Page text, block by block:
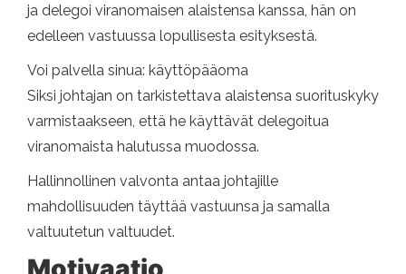
ja delegoi viranomaisen alaistensa kanssa, hän on
edelleen vastuussa lopullisesta esityksestä.
Voi palvella sinua: käyttöpääoma
Siksi johtajan on tarkistettava alaistensa suorituskyky
varmistaakseen, että he käyttävät delegoitua
viranomaista halutussa muodossa.
Hallinnollinen valvonta antaa johtajille
mahdollisuuden täyttää vastuunsa ja samalla
valtuutetun valtuudet.